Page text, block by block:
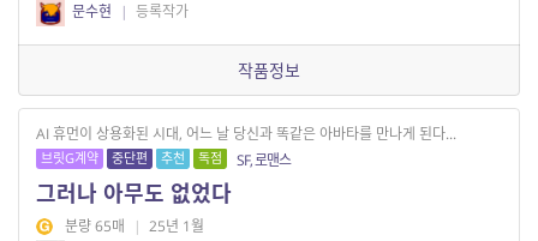
문수현
| 등록작가
작품정보
AI 휴먼이 상용화된 시대, 어느 날 당신과 똑같은 아바타를 만나게 된다...
브릿G계약 중단편 추천 독점 SF, 로맨스
그러나 아무도 없었다
분량 65매 | 25년 1월